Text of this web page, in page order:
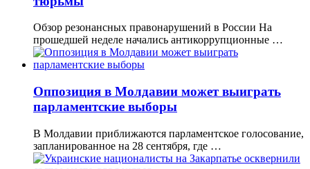
Обзор резонансных правонарушений в России На
прошедшей неделе начались антикоррупционные …
Оппозиция в Молдавии может выиграть
парламентские выборы
В Молдавии приближаются парламентское голосование,
запланированное на 28 сентября, где …